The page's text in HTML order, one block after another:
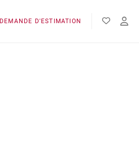
DEMANDE D'ESTIMATION